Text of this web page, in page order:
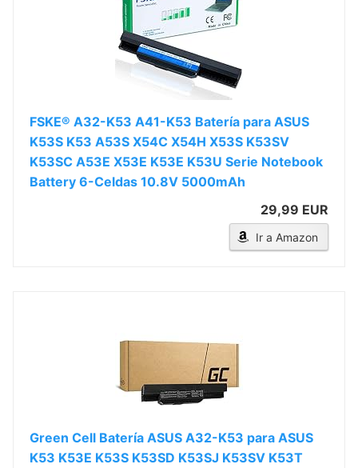
FSKE® A32-K53 A41-K53 Batería para ASUS
K53S K53 A53S X54C X54H X53S K53SV
K53SC A53E X53E K53E K53U Serie Notebook
Battery 6-Celdas 10.8V 5000mAh
29,99 EUR
Ir a Amazon
Green Cell Batería ASUS A32-K53 para ASUS
K53 K53E K53S K53SD K53SJ K53SV K53T